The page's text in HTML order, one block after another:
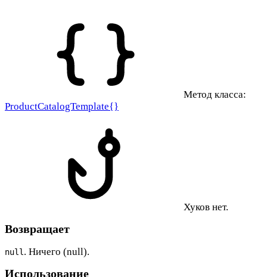
Метод класса:
ProductCatalogTemplate{}
Хуков нет.
Возвращает
null . Ничего (null).
Использование